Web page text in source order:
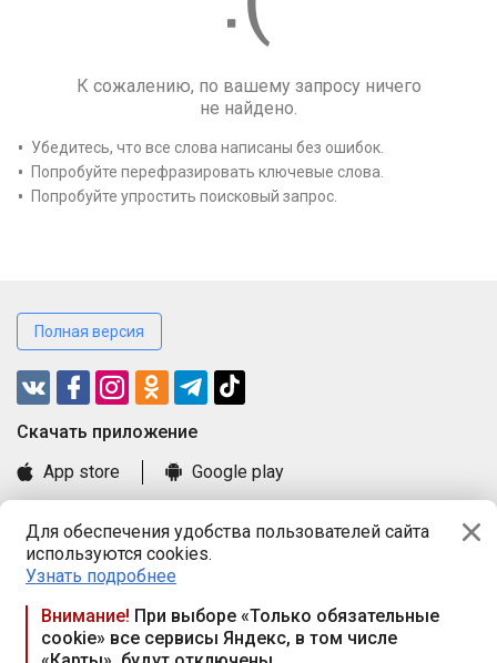
Для обеспечения удобства пользователей сайта
используются cookies.
Узнать подробнее
Внимание! При выборе «Только обязательные
cookie» все сервисы Яндекс, в том числе
К сожалению, по вашему запросу ничего
не найдено.
Убедитесь, что все слова написаны без ошибок.
Попробуйте перефразировать ключевые слова.
Попробуйте упростить поисковый запрос.
Полная версия
Cкачать приложение
App store
Google play
Книга замечаний и предложений
Правила и документы
Praca.by © 2000—2026, ООО «ПРАЦА БАЙ»
Республика Беларусь, 220114, г. Минск, пр-т Независимости
117а, пом. № 9.